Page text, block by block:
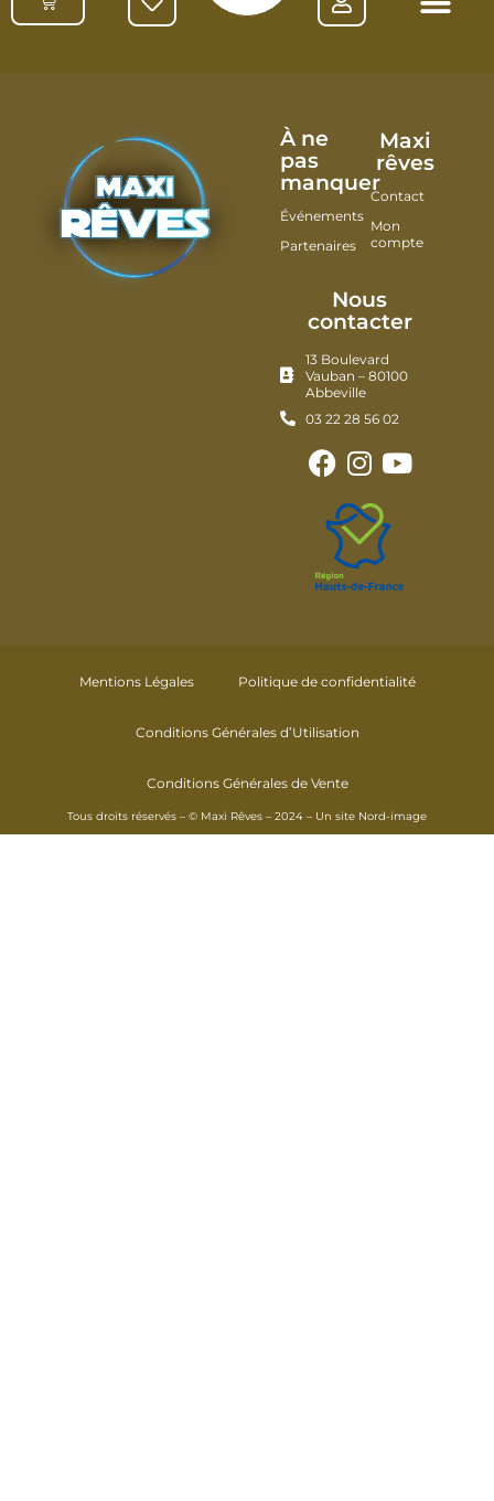
À ne
pas
manquer
Événements
Partenaires
Maxi
rêves
Contact
Mon
compte
Nous
contacter
13 Boulevard
Vauban – 80100
Abbeville
03 22 28 56 02
Mentions Légales Politique de confidentialité
Conditions Générales d’Utilisation
Conditions Générales de Vente
Tous droits réservés – © Maxi Rêves – 2024 – Un site Nord-image